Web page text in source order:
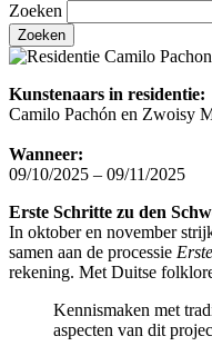
Zoeken
Kunstenaars in residentie:
Camilo Pachón en Zwoisy
Wanneer:
09/10/2025 – 09/11/2025
Erste Schritte zu den
In oktober en november
samen aan de processie
rekening. Met Duitse
Kennismaken met
aspecten van dit